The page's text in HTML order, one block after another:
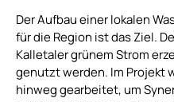
Der Aufbau einer lokalen
für die Region ist das Ziel.
Kalletaler grünem Strom
genutzt werden. Im Projekt
hinweg gearbeitet, um